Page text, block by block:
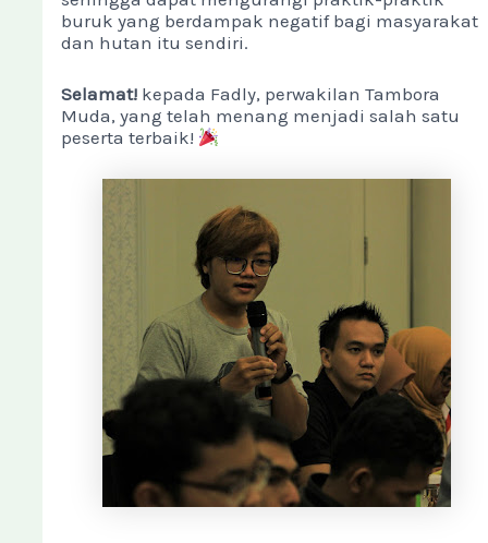
buruk yang berdampak negatif bagi masyarakat
dan hutan itu sendiri.
Selamat! kepada Fadly, perwakilan Tambora
Muda, yang telah menang menjadi salah satu
peserta terbaik!